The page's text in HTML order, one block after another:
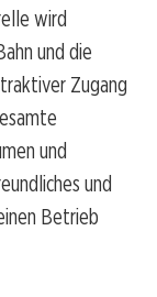
wird
und die
Zugang
und
und
Betrieb